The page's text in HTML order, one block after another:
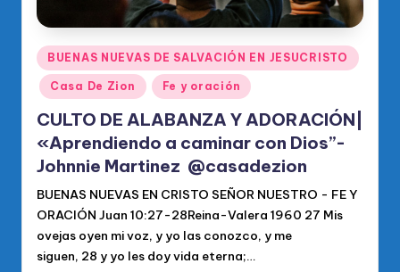
Publicado
en
BUENAS NUEVAS DE SALVACIÓN EN JESUCRISTO
Casa De Zion Fe y oración
CULTO DE ALABANZA Y ADORACIÓN|
«Aprendiendo a caminar con Dios”-
Johnnie Martinez @casadezion
BUENAS NUEVAS EN CRISTO SEÑOR NUESTRO - FE Y
ORACIÓN Juan 10:27-28Reina-Valera 1960 27 Mis
ovejas oyen mi voz, y yo las conozco, y me
siguen, 28 y yo les doy vida eterna;…